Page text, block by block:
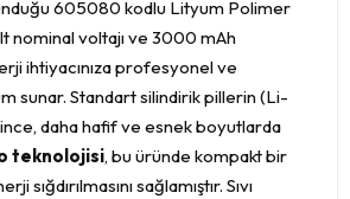
605080 kodlu Lityum Polimer
nominal voltajı ve 3000 mAh
ihtiyacınıza profesyonel ve
sunar. Standart silindirik pillerin (Li-
daha hafif ve esnek boyutlarda
teknolojisi, bu üründe kompakt bir
sığdırılmasını sağlamıştır. Sıvı